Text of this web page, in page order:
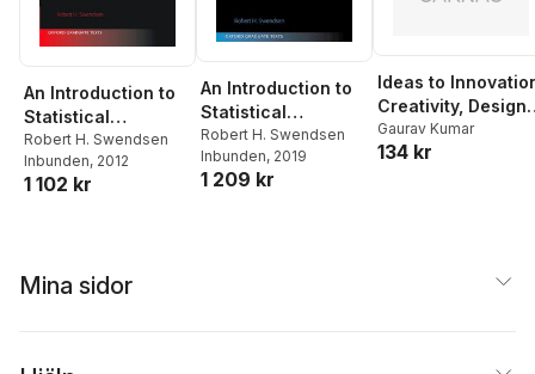
An Introduction to
Statistical
Mechanics and
Thermodynamics
Robert H. Swendsen
Inbunden, 2012
1 102 kr
An Introduction to
Statistical
Mechanics and
Thermodynamics
Robert H. Swendsen
Inbunden, 2019
1 209 kr
Ideas to
Creativity, Design
Thinking, IPR & the
Innovation
Gaurav Kumar
134 kr
Mina sidor